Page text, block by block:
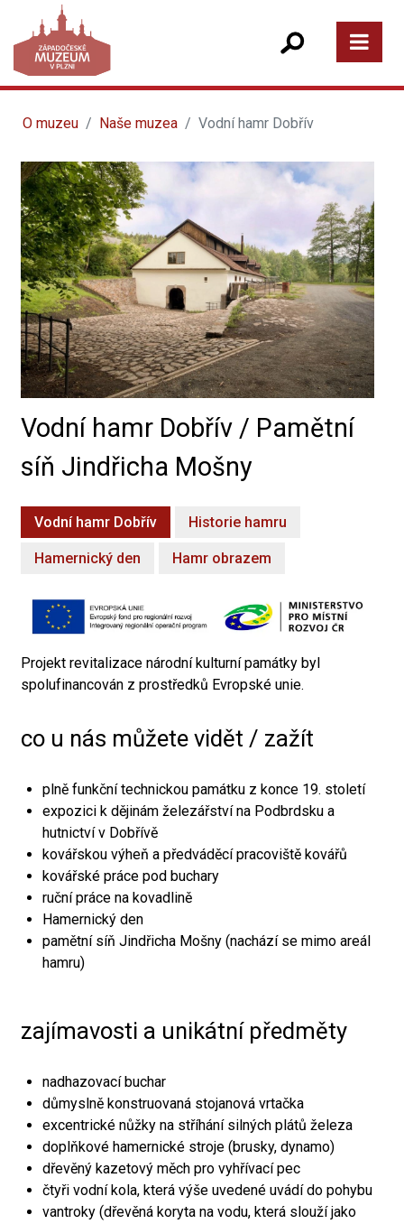
O muzeu Naše muzea Vodní hamr Dobřív
Vodní hamr Dobřív / Pamětní
síň Jindřicha Mošny
Vodní hamr Dobřív Historie hamru
Hamernický den Hamr obrazem
Projekt revitalizace národní kulturní památky byl
spolufinancován z prostředků Evropské unie.
co u nás můžete vidět / zažít
plně funkční technickou památku z konce 19. století
expozici k dějinám železářství na Podbrdsku a
hutnictví v Dobřívě
kovářskou výheň a předváděcí pracoviště kovářů
kovářské práce pod buchary
ruční práce na kovadlině
Hamernický den
pamětní síň Jindřicha Mošny (nachází se mimo areál
hamru)
zajímavosti a unikátní předměty
nadhazovací buchar
důmyslně konstruovaná stojanová vrtačka
excentrické nůžky na stříhání silných plátů železa
doplňkové hamernické stroje (brusky, dynamo)
dřevěný kazetový měch pro vyhřívací pec
čtyři vodní kola, která výše uvedené uvádí do pohybu
vantroky (dřevěná koryta na vodu, která slouží jako